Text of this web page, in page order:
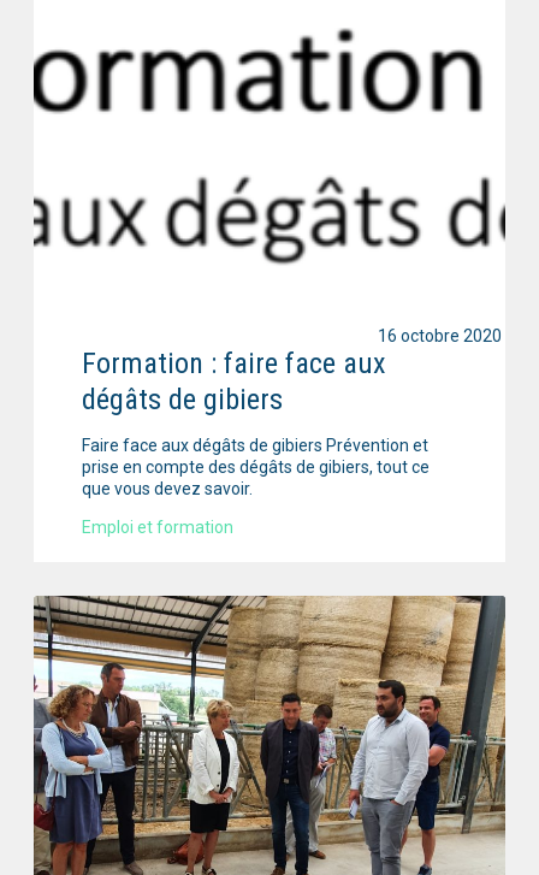
Formation : faire face aux
dégâts de gibiers
Faire face aux dégâts de gibiers Prévention et
prise en compte des dégâts de gibiers, tout ce
que vous devez savoir.
Emploi et formation
16 octobre 2020